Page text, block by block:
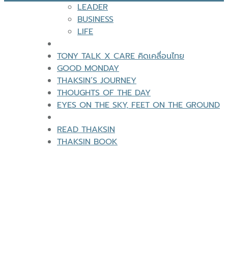
LEADER
BUSINESS
LIFE
TONY TALK X CARE คิดเคลื่อนไทย
GOOD MONDAY
THAKSIN’S JOURNEY
THOUGHTS OF THE DAY
EYES ON THE SKY, FEET ON THE GROUND
READ THAKSIN
THAKSIN BOOK